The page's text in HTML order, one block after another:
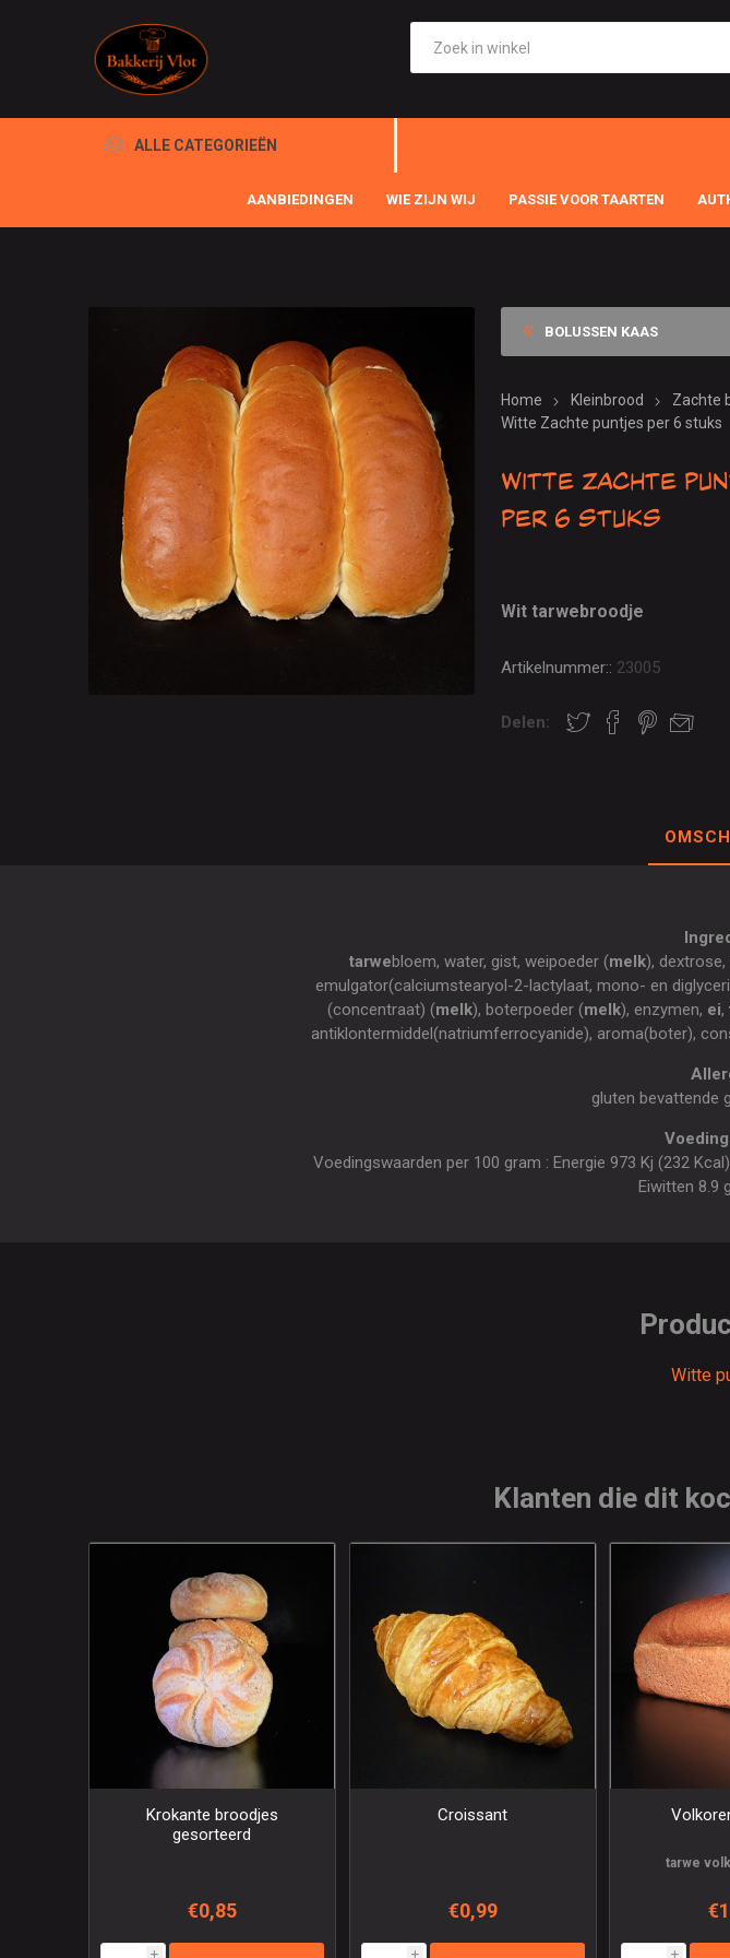
ALLE CATEGORIEËN
AANBIEDINGEN WIE ZIJN WIJ PASSIE VOOR TAARTEN
BOLUSSEN KAAS
Home Kleinbrood
Zachte
Witte Zachte puntjes per 6 stuks
Witte Zachte
per 6 stuks
Wit tarwebroodje
Artikelnummer:: 23005
Delen:
tarwebloem, water, gist, weipoeder (melk), dextrose,
emulgator(calciumstearyol-2-lactylaat, mono- en
(concentraat) (melk), boterpoeder (melk), enzymen, ei,
antiklontermiddel(natriumferrocyanide), aroma(boter),
gluten bevattende
Voedingswaarden per 100 gram : Energie 973 Kj (232
Eiwitten 8.9
Witte
Klanten die dit
Krokante broodjes
gesorteerd
€0,85
i
Croissant
€0,99
i
tarwe
i